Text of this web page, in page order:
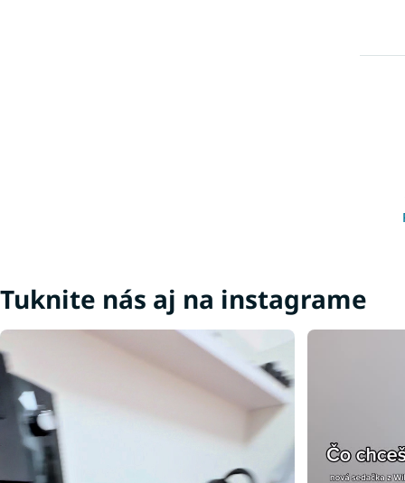
Tuknite nás aj na instagrame